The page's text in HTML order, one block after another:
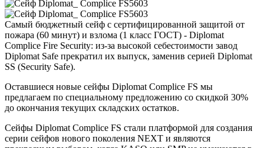
Самый бюджетный сейф с сертифицированной защитой от
пожара (60 минут) и взлома (1 класс ГОСТ) - Diplomat
Complice Fire Security: из-за высокой себестоимости завод
Diplomat Safe прекратил их выпуск, заменив серией Diplomat
SS (Security Safe).
Оставшиеся новые сейфы Diplomat Complice FS мы
предлагаем по специальному предложению со скидкой 30%
до окончания текущих складских остатков.
Сейфы Diplomat Complice FS стали платформой для создания
серии сейфов нового поколения NEXT и являются